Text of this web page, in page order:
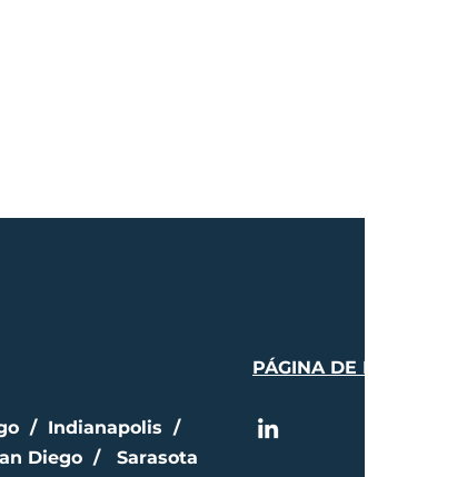
PÁGINA DE PRENSA
/ Indianapolis /
Diego / Sarasota